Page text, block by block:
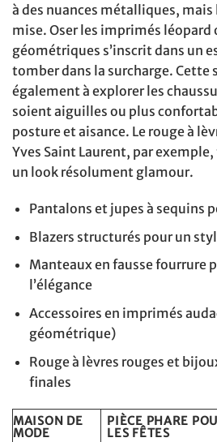
à des nuances métalliques, mais
mise. Oser les imprimés léopard
géométriques s’inscrit dans un
tomber dans la surcharge. Cette
également à explorer les
soient aiguilles ou plus
posture et aisance. Le rouge à
Yves Saint Laurent, par
un look résolument glamour.
Pantalons et jupes à sequins
Blazers structurés pour un
Manteaux en fausse fourrure
l’élégance
Accessoires en imprimés
géométrique)
Rouge à lèvres rouges et
finales
MAISON DE
MODE
PIÈCE PHARE
LES FÊTES